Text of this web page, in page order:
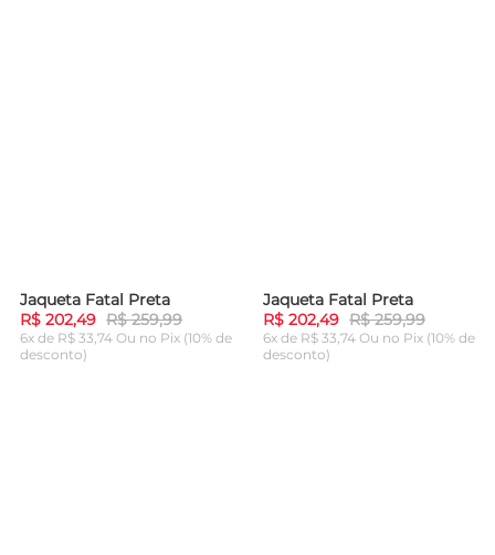
Jaqueta Fatal Preta
R$ 202,49 R$ 259,99
6x de R$ 33,74 Ou no Pix (10% de
desconto)
Jaqueta Fatal Preta
R$ 202,49 R$ 259,99
6x de R$ 33,74 Ou no Pix (10% de
desconto)